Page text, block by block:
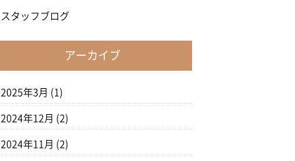
スタッフブログ
アーカイブ
2025年3月 (1)
2024年12月 (2)
2024年11月 (2)